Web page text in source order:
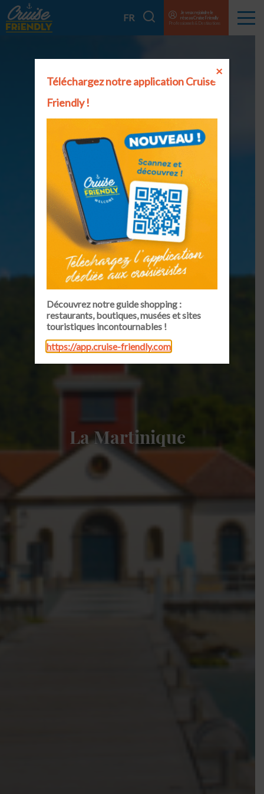
Cruise
Friendly
FR
EN
Je veux rejoindre le
réseau Cruise Friendly
Professionnels & Destinations
Menu
La Martinique
Téléchargez notre application Cruise
Friendly !
Découvrez notre guide shopping :
restaurants, boutiques, musées et sites
touristiques incontournables !
https://app.cruise-friendly.com
×